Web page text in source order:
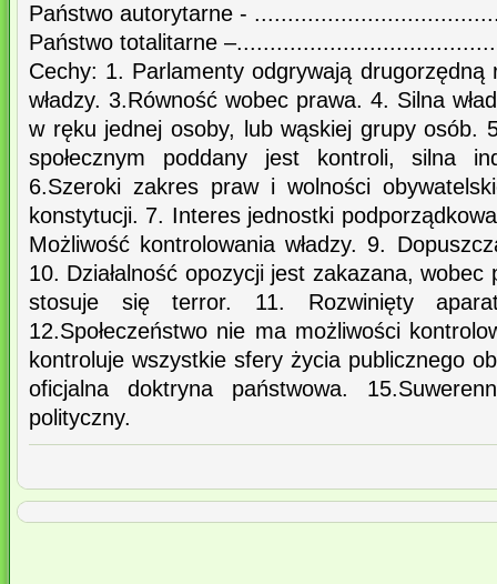
Państwo autorytarne -
Państwo totalitarne
Cechy: 1. Parlamenty odgrywają drugorzędną
władzy. 3.Równość wobec prawa. 4. Silna
w ręku jednej osoby, lub wąskiej grupy osób.
społecznym poddany jest kontroli, silna
6.Szeroki zakres praw i wolności
konstytucji. 7. Interes jednostki
Możliwość kontrolowania władzy. 9.
10. Działalność opozycji jest zakazana, wobec
stosuje się terror. 11. Rozwinięty
12.Społeczeństwo nie ma możliwości
kontroluje wszystkie sfery życia publicznego
oficjalna doktryna państwowa.
polityczny.